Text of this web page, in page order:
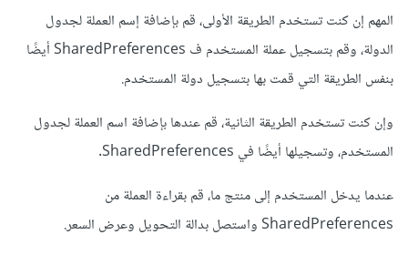
المهم إن كنت تستخدم الطريقة الأولى، قم بإضافة إسم العملة لجدول
الدولة، وقم بتسجيل عملة المستخدم ف SharedPreferences أيضًا
بنفس الطريقة التي قمت بها بتسجيل دولة المستخدم.
وإن كنت تستخدم الطريقة الثانية، قم عندها بإضافة اسم العملة لجدول
المستخدم، وتسجيلها أيضًا في SharedPreferences.
عندما يدخل المستخدم إلى منتج ما، قم بقراءة العملة من
SharedPreferences واستصل بدالة التحويل وعرض السعر.